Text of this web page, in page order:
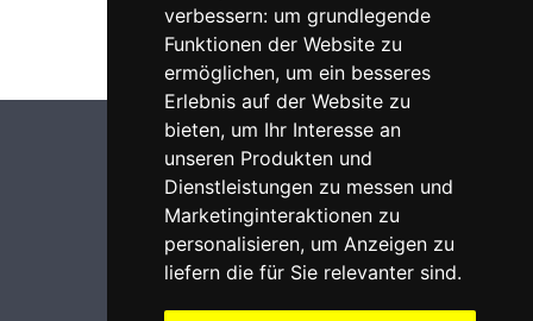
verbessern: um grundlegende
Funktionen der Website zu
ermöglichen, um ein besseres
Erlebnis auf der Website zu
bieten, um Ihr Interesse an
unseren Produkten und
Dienstleistungen zu messen und
Marketinginteraktionen zu
personalisieren, um Anzeigen zu
liefern die für Sie relevanter sind.